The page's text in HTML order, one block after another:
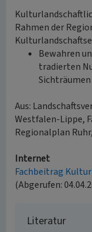
Rahmen der
Bewahren
tradierten
Aus:
Westfalen-Lippe,
Regionalplan
Internet
Fachbeitrag
(Abgerufen:
Literatur